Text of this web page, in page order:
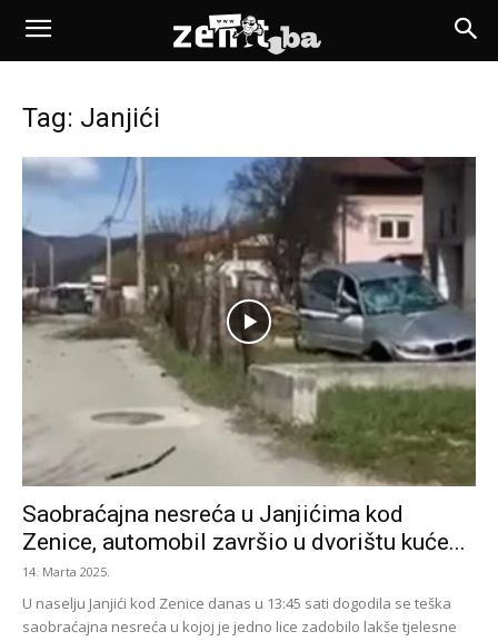
Tag: Janjići
Saobraćajna nesreća u Janjićima kod
Zenice, automobil završio u dvorištu kuće...
14. Marta 2025.
U naselju Janjići kod Zenice danas u 13:45 sati dogodila se teška
saobraćajna nesreća u kojoj je jedno lice zadobilo lakše tjelesne